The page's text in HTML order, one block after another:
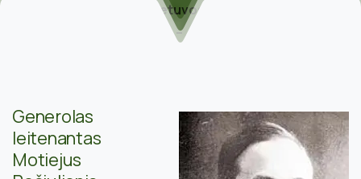
dalyvius, Lietuvos partizanus
Pečiulionis Motiejus – „Miškinis“ (1888 – 1960)
Generolas
leitenantas
Motiejus